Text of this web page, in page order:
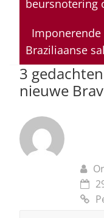
p
p
o
o
k
beursnotering
Imponerende
Braziliaanse
3
nieuwe